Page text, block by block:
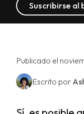
Suscribirse al
Publicado el
Escrito por